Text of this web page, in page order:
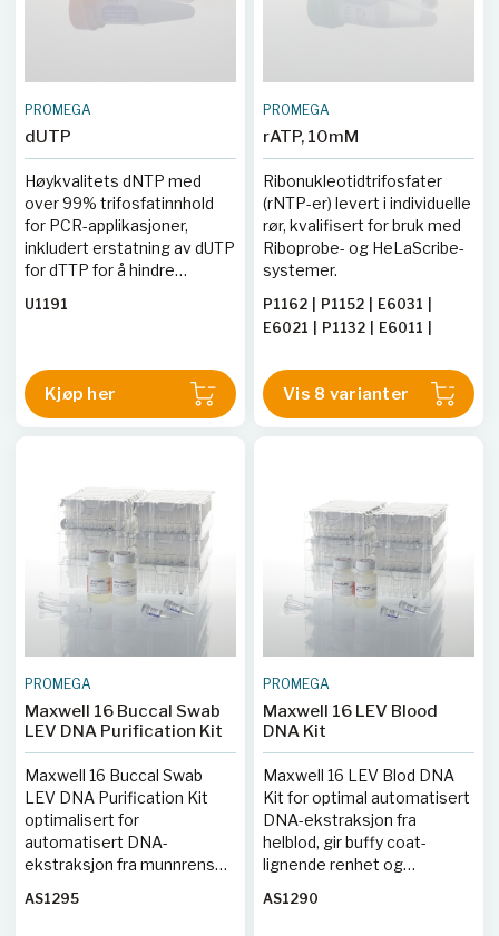
PROMEGA
dUTP
Høykvalitets dNTP med
over 99% trifosfatinnhold
for PCR-applikasjoner,
inkludert erstatning av dUTP
for dTTP for å hindre
positiver.
U1191
Kjøp her
PROMEGA
rATP, 10mM
Ribonukleotidtrifosfater
(rNTP-er) levert i individuelle
rør, kvalifisert for bruk med
Riboprobe- og HeLaScribe-
systemer.
P1162 P1152 E6031
E6021
P1132 E6011
Vis 8 varianter
PROMEGA
Maxwell 16 Buccal Swab
LEV DNA Purification Kit
Maxwell 16 Buccal Swab
LEV DNA Purification Kit
optimalisert for
automatisert DNA-
ekstraksjon fra munnrenser
AS1295
PROMEGA
Maxwell 16 LEV Blood
DNA Kit
Maxwell 16 LEV Blod DNA
Kit for optimal automatisert
DNA-ekstraksjon fra
helblod, gir buffy coat-
lignende renhet og
AS1290